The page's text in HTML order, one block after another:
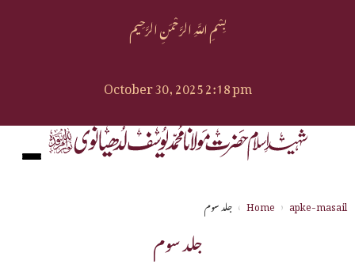
بِسْمِ اللَّهِ الرَّحْمَنِ الرَّحِيم
October 30, 2025 2:18 pm
Home › apke-masail
› جلد سوم
جلد سوم